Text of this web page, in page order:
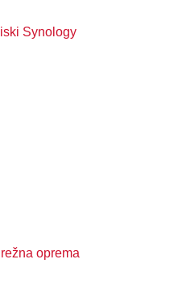
Synology
oprema
ustreza temu izdelku.
- ČB